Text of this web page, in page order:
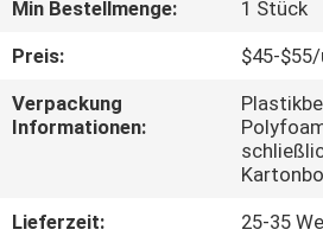
AUSFLUG
SIE
Min Bestellmenge:
1 Stück
Preis:
$45-
Verpackung
Informationen:
Lieferzeit:
25-35